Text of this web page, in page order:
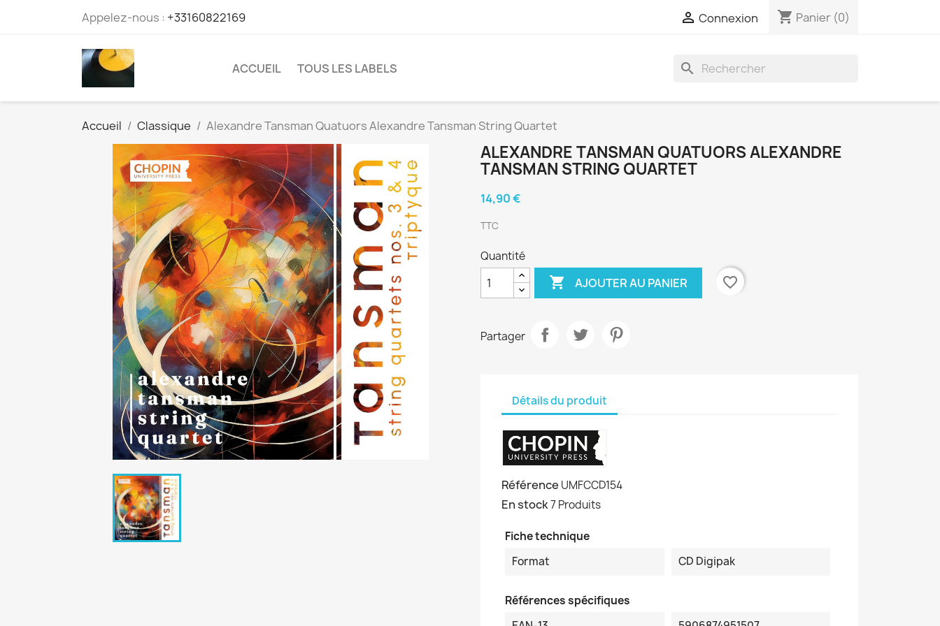
Appelez-nous : +33160822169  Connexion shopping_cart Panier (0)
ACCUEIL TOUS LES LABELS search
Accueil Classique Alexandre Tansman Quatuors Alexandre Tansman String Quartet
ALEXANDRE TANSMAN QUATUORS ALEXANDRE
TANSMAN STRING QUARTET
14,90 €
TTC
Quantité
 AJOUTER AU PANIER favorite_border
Partager
Détails du produit
Référence UMFCCD154
En stock7 Produits
Fiche technique
Format
CD Digipak
Références spécifiques